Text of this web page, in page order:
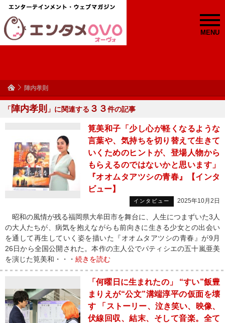
MENU
陣内孝則
「陣内孝則 」に関連する ３３件の記事
筧美和子「少し心が軽くなるような
言葉や、気持ちを切り替えて生きて
いくためのヒントが、登場人物から
もらえるのではないかと思います」
『オオムタアツシの青春』【インタ
ビュー】
インタビュー 2025年10月2日
昭和の風情が残る福岡県大牟田市を舞台に、人生につまずいた3人
の大人たちが、病気を抱えながらも前向きに生きる少女との出会い
を通して再生していく姿を描いた『オオムタアツシの青春』が9月
26日から全国公開された。本作の主人公でパティシエの五十嵐亜美
を演じた筧美和・・・ 続きを読む
「何曜日に生まれたの」 “すい”飯豊
まりえが“公文”溝端淳平の仮面を壊
す 「ストーリー、泣き笑い、映像、
伏線回収、結末、そして音楽。全て